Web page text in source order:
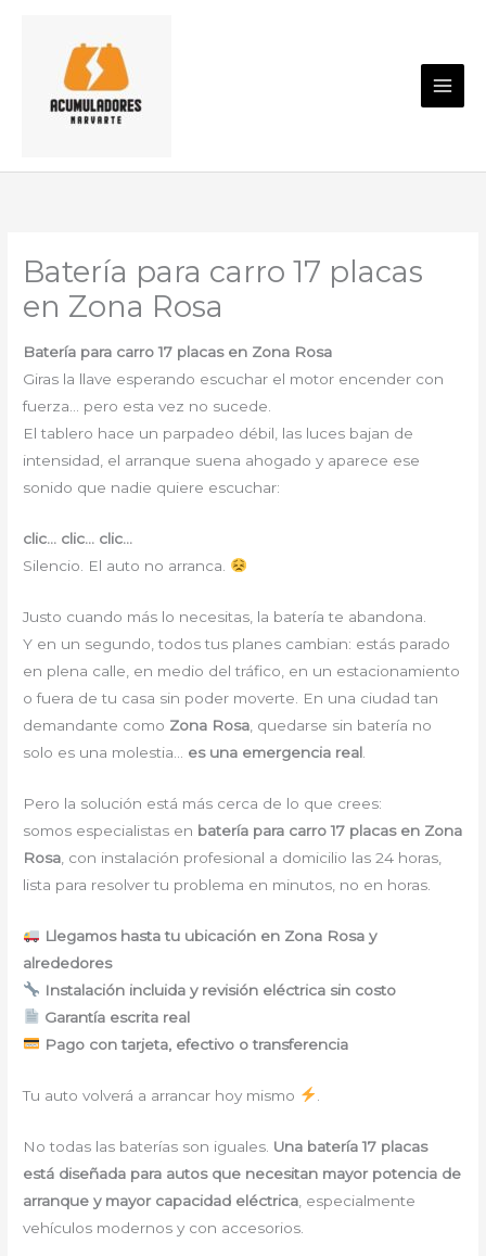
contenido
Batería para carro 17 placas
en Zona Rosa
Batería para carro 17 placas en Zona Rosa
Giras la llave esperando escuchar el motor encender con
fuerza… pero esta vez no sucede.
El tablero hace un parpadeo débil, las luces bajan de
intensidad, el arranque suena ahogado y aparece ese
sonido que nadie quiere escuchar:
clic… clic… clic…
Silencio. El auto no arranca.
Justo cuando más lo necesitas, la batería te abandona.
Y en un segundo, todos tus planes cambian: estás parado
en plena calle, en medio del tráfico, en un estacionamiento
o fuera de tu casa sin poder moverte. En una ciudad tan
demandante como Zona Rosa , quedarse sin batería no
solo es una molestia… es una emergencia real
Pero la solución está más cerca de lo que crees:
somos especialistas en batería para carro 17 placas en Zona
Rosa , con instalación profesional a domicilio las 24 horas,
lista para resolver tu problema en minutos, no en horas.
Llegamos hasta tu ubicación en Zona Rosa y
alrededores
Instalación incluida y revisión eléctrica sin costo
Garantía escrita real
Pago con tarjeta, efectivo o transferencia
Tu auto volverá a arrancar hoy mismo
No todas las baterías son iguales. Una batería 17 placas
está diseñada para autos que necesitan mayor potencia de
arranque y mayor capacidad eléctrica , especialmente
vehículos modernos y con accesorios.